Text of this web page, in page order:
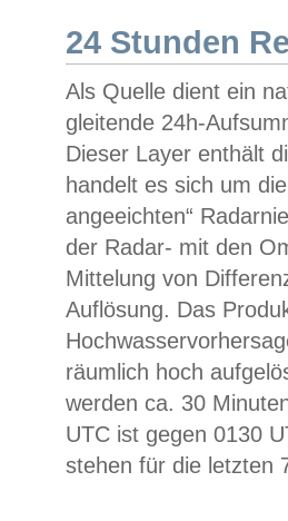
24 Stunden
Als Quelle dient ein
gleitende 24h-
Dieser Layer enthält
handelt es sich um
angeeichten“
der Radar- mit den
Mittelung von
Auflösung. Das
räumlich hoch
werden ca. 30
UTC ist gegen 0130
stehen für die letzten